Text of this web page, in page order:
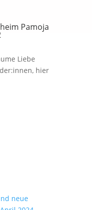
Pamoja
Liebe
hier